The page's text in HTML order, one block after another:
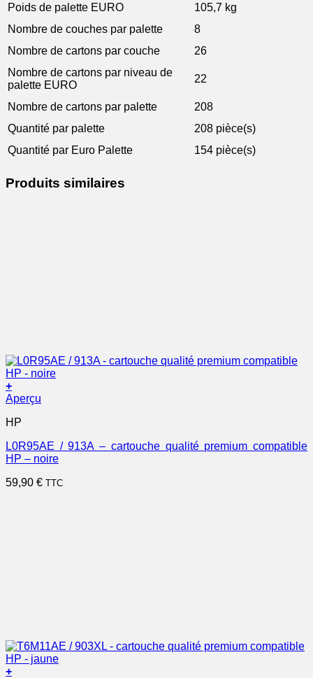
Poids de palette EURO
105,7 kg
Nombre de couches par palette
8
Nombre de cartons par couche
26
Nombre de cartons par niveau de
palette EURO
22
Nombre de cartons par palette
208
Quantité par palette
208 pièce(s)
Quantité par Euro Palette
154 pièce(s)
Produits similaires
+
Aperçu
HP
L0R95AE / 913A – cartouche qualité premium compatible
HP – noire
59,90 € TTC
+